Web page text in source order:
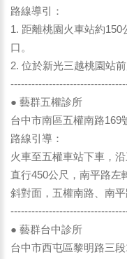
路線導引：
1. 距離桃園火車站約150
口。
2. 位於新光三越桃園站
● 藝群五權診所
台中市南區五權南路169
路線引導：
火車至五權車站下車，
直行450公尺，南平路左
斜對面，五權南路、南平
● 藝群台中診所
台中市西屯區黎明路三